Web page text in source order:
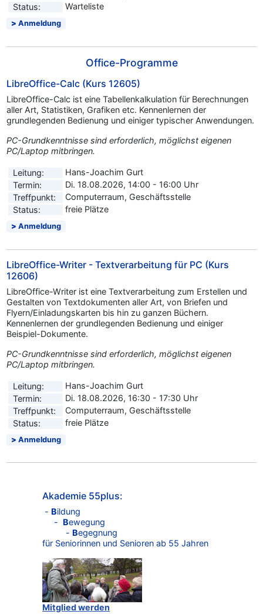
Akademie 55plus:
- Bildung
- Bewegung
- Begegnung
für Seniorinnen und Senioren ab 55 Jahren
Mitglied werden
Status:
Warteliste
Anmeldung
Office-Programme
LibreOffice-Calc (Kurs 12605)
LibreOffice-Calc ist eine Tabellenkalkulation für Berechnungen
aller Art, Statistiken, Grafiken etc. Kennenlernen der
grundlegenden Bedienung und einiger typischer Anwendungen.
PC-Grundkenntnisse sind erforderlich, möglichst eigenen
PC/Laptop mitbringen.
Leitung:
Hans-Joachim Gurt
Termin:
Di. 18.08.2026, 14:00 - 16:00 Uhr
Treffpunkt:
Computerraum, Geschäftsstelle
Status:
freie Plätze
Anmeldung
LibreOffice-Writer - Textverarbeitung für PC (Kurs
12606)
LibreOffice-Writer ist eine Textverarbeitung zum Erstellen und
Gestalten von Textdokumenten aller Art, von Briefen und
Flyern/Einladungskarten bis hin zu ganzen Büchern.
Kennenlernen der grundlegenden Bedienung und einiger
Beispiel-Dokumente.
PC-Grundkenntnisse sind erforderlich, möglichst eigenen
PC/Laptop mitbringen.
Leitung:
Hans-Joachim Gurt
Termin:
Di. 18.08.2026, 16:30 - 17:30 Uhr
Treffpunkt:
Computerraum, Geschäftsstelle
Status:
freie Plätze
Anmeldung